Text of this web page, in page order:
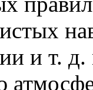
и т.